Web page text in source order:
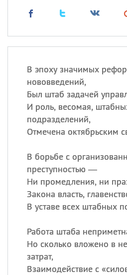
В эпоху значимых
нововведений,
Был штаб задачей
И роль, весомая,
подразделений,
Отмечена октябрьским
В борьбе с
преступностью —
Ни промедления, ни
Закона власть,
В уставе всех штабных
Работа штаба
Но сколько вложено в
затрат,
Взаимодействие с